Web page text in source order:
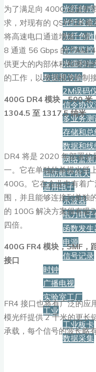
光纤传感
光纤检
光纤色散
光缆监控
光缆和光
数据和传输
2M误码
信令协议
多业务测
存储和总
数据和
网络监
国防航空航天
通用电子
示波器
电力电子
函数发生
电源
信号记录
时钟
广播电视
实验室工厂
工业
工业板卡
数据采集
为了满足向 400G 迈进所
求，对现有的 QSFP28
将高速电口通道增加一倍
8 通道 56 Gbps 的 PAM-
供更大的内部体积和增强
的工作，以增强模块控制
400G DR4 模块，500 米
1304.5 至 1317.5 纳米
DR4 将是 2020 年部署的
一。它在单独的单模光纤
400G。它在企业中有着
围，并且能够连接到单独
的 100G 解决方案很有吸
四倍。
400G FR4 模块，SMF，
接口
FR4 接口也将有广泛的应
模光纤提供 2 千米的更长
承载，每个信号的波长略